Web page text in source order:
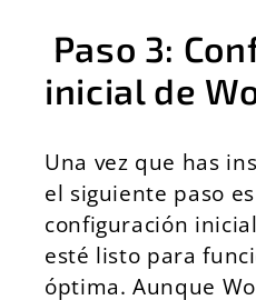
Paso 3:
inicial de
Una vez que has
el siguiente paso
configuración
esté listo para
óptima. Aunque